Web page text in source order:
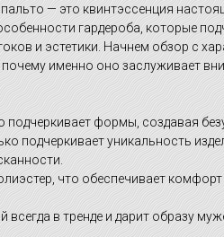
— это квинтэссенция
гардероба, которые
и эстетики. Начнем обзор с
именно оно заслуживает
подчеркивает формы, создавая
подчеркивает уникальность
что обеспечивает комфорт
всегда в тренде и дарит образу